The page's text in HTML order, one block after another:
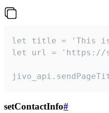
let title = 'This is
let url = 'https://
setContactInfo#